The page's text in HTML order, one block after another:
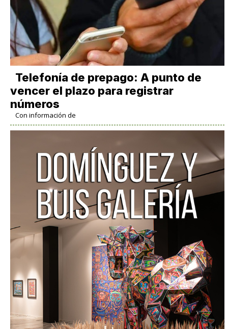
Telefonía de prepago: A punto de
vencer el plazo para registrar
números
Con información de